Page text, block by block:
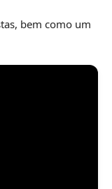
bem como um